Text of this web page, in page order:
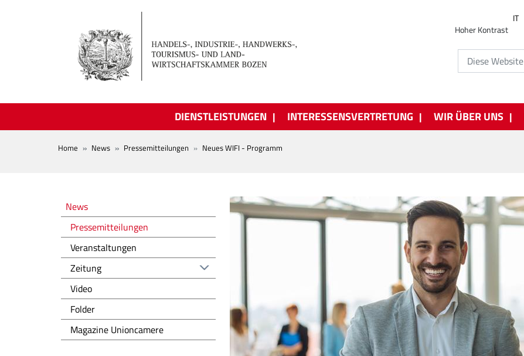
Hoher Kontrast
IT
DIENSTLEISTUNGEN INTERESSENSVERTRETUNG WIR ÜBER UNS
BREADCRUMB
Home News Pressemitteilungen Neues WIFI - Programm
Novità
News
Pressemitteilungen
Veranstaltungen
Zeitung
Video
Folder
Magazine Unioncamere